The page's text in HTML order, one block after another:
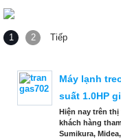
1 2 Tiếp
Máy lạnh
suất 1.0HP
Hiện nay trên
khách hàng
Sumikura,